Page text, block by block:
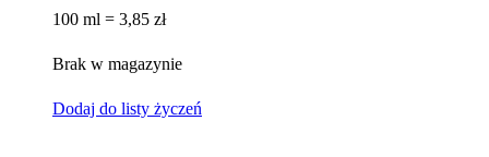
100 ml = 3,85 zł
Brak w magazynie
Dodaj do listy życzeń